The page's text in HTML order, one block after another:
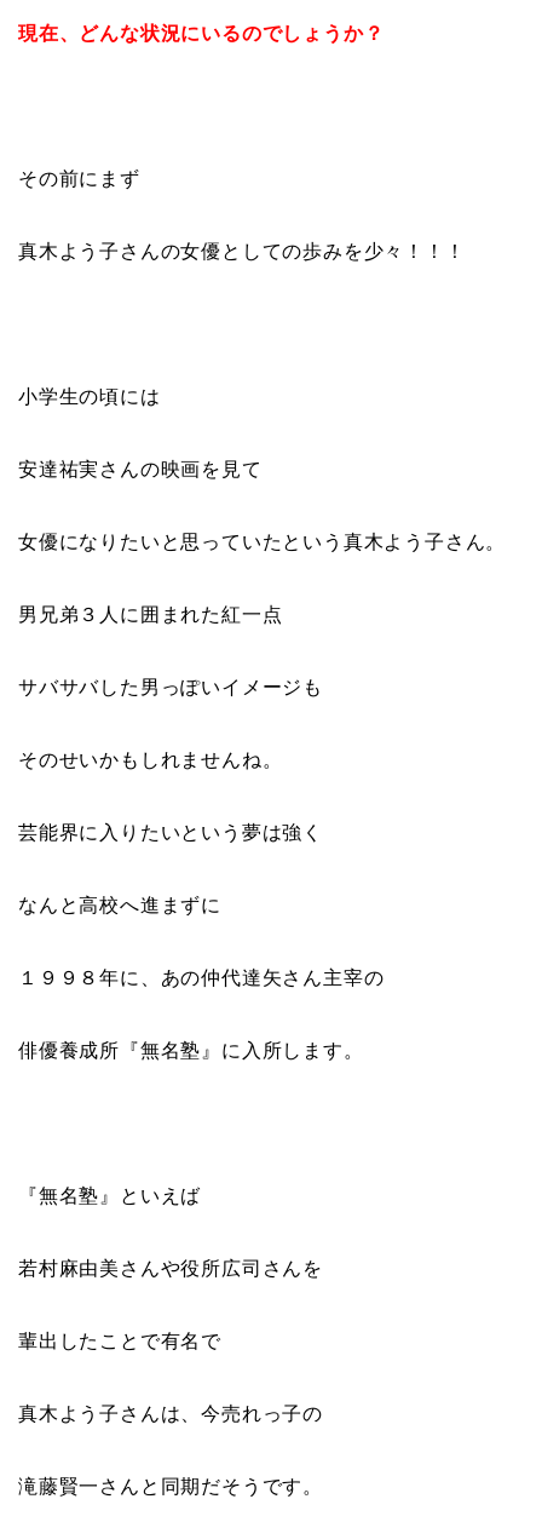
現在、どんな状況にいるのでしょうか？
その前にまず
真木よう子さんの女優としての歩みを少々！！！
小学生の頃には
安達祐実さんの映画を見て
女優になりたいと思っていたという真木よう子さん。
男兄弟３人に囲まれた紅一点
サバサバした男っぽいイメージも
そのせいかもしれませんね。
芸能界に入りたいという夢は強く
なんと高校へ進まずに
１９９８年に、あの仲代達矢さん主宰の
俳優養成所『無名塾』に入所します。
『無名塾』といえば
若村麻由美さんや役所広司さんを
輩出したことで有名で
真木よう子さんは、今売れっ子の
滝藤賢一さんと同期だそうです。